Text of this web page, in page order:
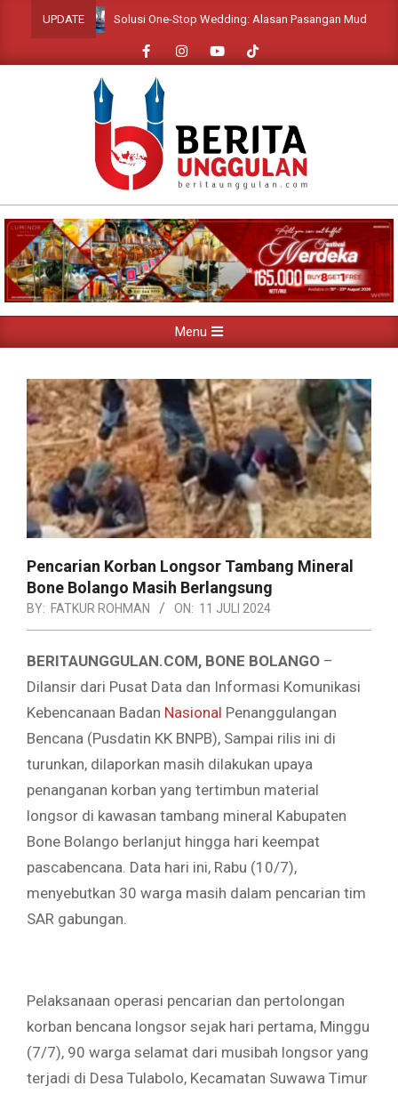
UPDATESolusi One-Stop Wedding: Alasan Pasangan Muda Wajib
Navigation
Menu
Pencarian Korban Longsor Tambang Mineral
Bone Bolango Masih Berlangsung
BY: FATKUR ROHMAN ON: 11 JULI 2024
BERITAUNGGULAN.COM, BONE BOLANGO –
Dilansir dari Pusat Data dan Informasi Komunikasi
Kebencanaan Badan Nasional Penanggulangan
Bencana (Pusdatin KK BNPB), Sampai rilis ini di
turunkan, dilaporkan masih dilakukan upaya
penanganan korban yang tertimbun material
longsor di kawasan tambang mineral Kabupaten
Bone Bolango berlanjut hingga hari keempat
pascabencana. Data hari ini, Rabu (10/7),
menyebutkan 30 warga masih dalam pencarian tim
SAR gabungan.
Pelaksanaan operasi pencarian dan pertolongan
korban bencana longsor sejak hari pertama, Minggu
(7/7), 90 warga selamat dari musibah longsor yang
terjadi di Desa Tulabolo, Kecamatan Suwawa Timur